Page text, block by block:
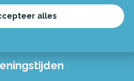
Ruilwinkel
15
grote trap omhoog)
alles